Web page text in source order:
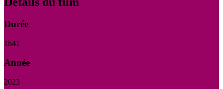
Durée
1h41
Année
2023